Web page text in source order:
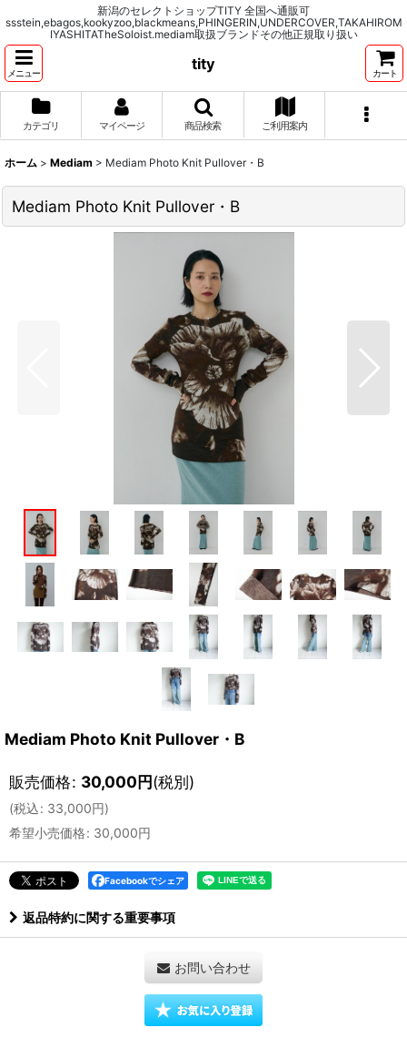
新潟のセレクトショップTITY 全国へ通販可
ssstein,ebagos,kookyzoo,blackmeans,PHINGERIN,UNDERCOVER,TAKAHIROM
IYASHITATheSoloist.mediam取扱ブランドその他正規取り扱い
メニュー
tity
カート
カテゴリ マイページ 商品検索 ご利用案内
ホーム > Mediam > Mediam Photo Knit Pullover・B
Mediam Photo Knit Pullover・B
Mediam Photo Knit Pullover・B
販売価格: 30,000円(税別)
(税込: 33,000円)
希望小売価格: 30,000円
Facebookでシェア
返品特約に関する重要事項
お問い合わせ